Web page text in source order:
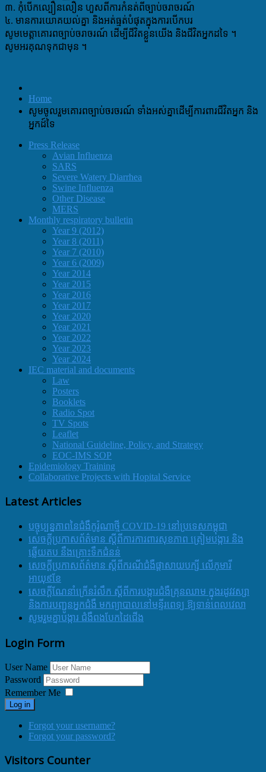
៣. កុំបើកល្បឿនលឿន ហួសពីការកំនត់ពីច្បាប់ចរាចរណ៍
៤. មានការយោគយល់គ្នា និងអត់ធ្មត់បំផុតក្នុងការបើកបរ
សូមមេត្តាគោរពច្បាប់ចរាចរណ៍ ដើម្បីជីវិតខ្លួនយើង និងជីវិតអ្នកដទៃ ។
សូមអរគុណទុកជាមុន ។
Home
សូមចូលរួមគោរពច្បាប់ចរចរណ៍ ទាំងអស់គ្នាដើម្បីការពារជីវិតអ្នក និង
អ្នកដ៍ទៃ
Press Release
Avian Influenza
SARS
Severe Watery Diarrhea
Swine Influenza
Other Disease
MERS
Monthly respiratory bulletin
Year 9 (2012)
Year 8 (2011)
Year 7 (2010)
Year 6 (2009)
Year 2014
Year 2015
Year 2016
Year 2017
Year 2020
Year 2021
Year 2022
Year 2023
Year 2024
IEC material and documents
Law
Posters
Booklets
Radio Spot
TV Spots
Leaflet
National Guideline, Policy, and Strategy
EOC-IMS SOP
Epidemiology Training
Collaborative Projects with Hopital Service
Latest Articles
បច្ចុប្បន្នភាពនៃជំងឺកូរ៉ូណាថ្មី COVID-19 នៅប្រទេសកម្ពុជា
សេចក្តីប្រកាសព័ត៌មាន ស្តីពីការការពារសុខភាព ត្រៀមបង្ការ និង
ឆ្លើយតប នឹងគ្រោះទឹកជំនន់
សេចក្តីប្រកាសព័ត៌មាន ស្តីពីករណីជំងឺផ្តាសាយបក្សី លើកុមារី
អាយុ៩ខែ
សេចក្ដីណែនាំក្រើនរំលឹក ស្ដីពីការបង្ការជំងឺគ្រុនឈាម ក្នុងរដូវវស្សា
និងការបញ្ជូនអ្នកជំងឺ មកព្យាបាលនៅមន្ទីរពេទ្យ ឱ្យទាន់ពេលវេលា
សូមរួមគ្នាបង្ការ ជំងឺពងបែកដៃជើង
Login Form
User Name
Password
Remember Me
Log in
Forgot your username?
Forgot your password?
Visitors Counter